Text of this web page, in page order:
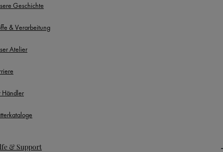
Geschichte
& Verarbeitung
Atelier
Händler
& Support